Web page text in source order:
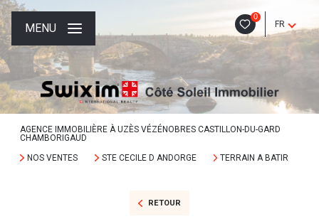
0
FR
MENU
AGENCE IMMOBILIÈRE À UZÈS VÉZÉNOBRES CASTILLON-DU-GARD
CHAMBORIGAUD
NOS VENTES
STE CECILE D ANDORGE TERRAIN A BATIR
RETOUR